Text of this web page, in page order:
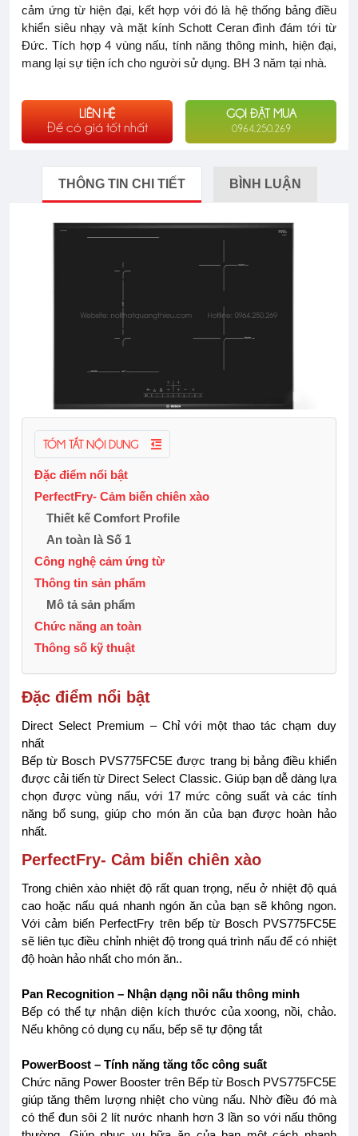
cảm ứng từ hiện đại, kết hợp với đó là hệ thống bảng điều
khiển siêu nhạy và mặt kính Schott Ceran đình đám tới từ
Đức. Tích hợp 4 vùng nấu, tính năng thông minh, hiện đại,
mang lại sự tiện ích cho người sử dụng. BH 3 năm tại nhà.
LIÊN HỆ
Để có giá tốt nhất
GỌI ĐẶT MUA
0964.250.269
THÔNG TIN CHI TIẾT BÌNH LUẬN
TÓM TẮT NỘI DUNG
Đặc điểm nổi bật
PerfectFry- Cảm biến chiên xào
Thiết kế Comfort Profile
An toàn là Số 1
Công nghệ cảm ứng từ
Thông tin sản phẩm
Mô tả sản phẩm
Chức năng an toàn
Thông số kỹ thuật
Đặc điểm nổi bật
Direct Select Premium – Chỉ với một thao tác chạm duy
nhất
Bếp từ Bosch PVS775FC5E được trang bị bảng điều khiển
được cải tiến từ Direct Select Classic. Giúp bạn dễ dàng lựa
chọn được vùng nấu, với 17 mức công suất và các tính
năng bổ sung, giúp cho món ăn của bạn được hoàn hảo
nhất.
PerfectFry- Cảm biến chiên xào
Trong chiên xào nhiệt độ rất quan trọng, nếu ở nhiệt độ quá
cao hoặc nấu quá nhanh ngón ăn của bạn sẽ không ngon.
Với cảm biến PerfectFry trên bếp từ Bosch PVS775FC5E
sẽ liên tục điều chỉnh nhiệt độ trong quá trình nấu để có nhiệt
độ hoàn hảo nhất cho món ăn..
Pan Recognition – Nhận dạng nồi nấu thông minh
Bếp có thể tự nhận diện kích thước của xoong, nồi, chảo.
Nếu không có dụng cụ nấu, bếp sẽ tự động tắt
PowerBoost – Tính năng tăng tốc công suất
Chức năng Power Booster trên Bếp từ Bosch PVS775FC5E
giúp tăng thêm lượng nhiệt cho vùng nấu. Nhờ điều đó mà
có thể đun sôi 2 lít nước nhanh hơn 3 lần so với nấu thông